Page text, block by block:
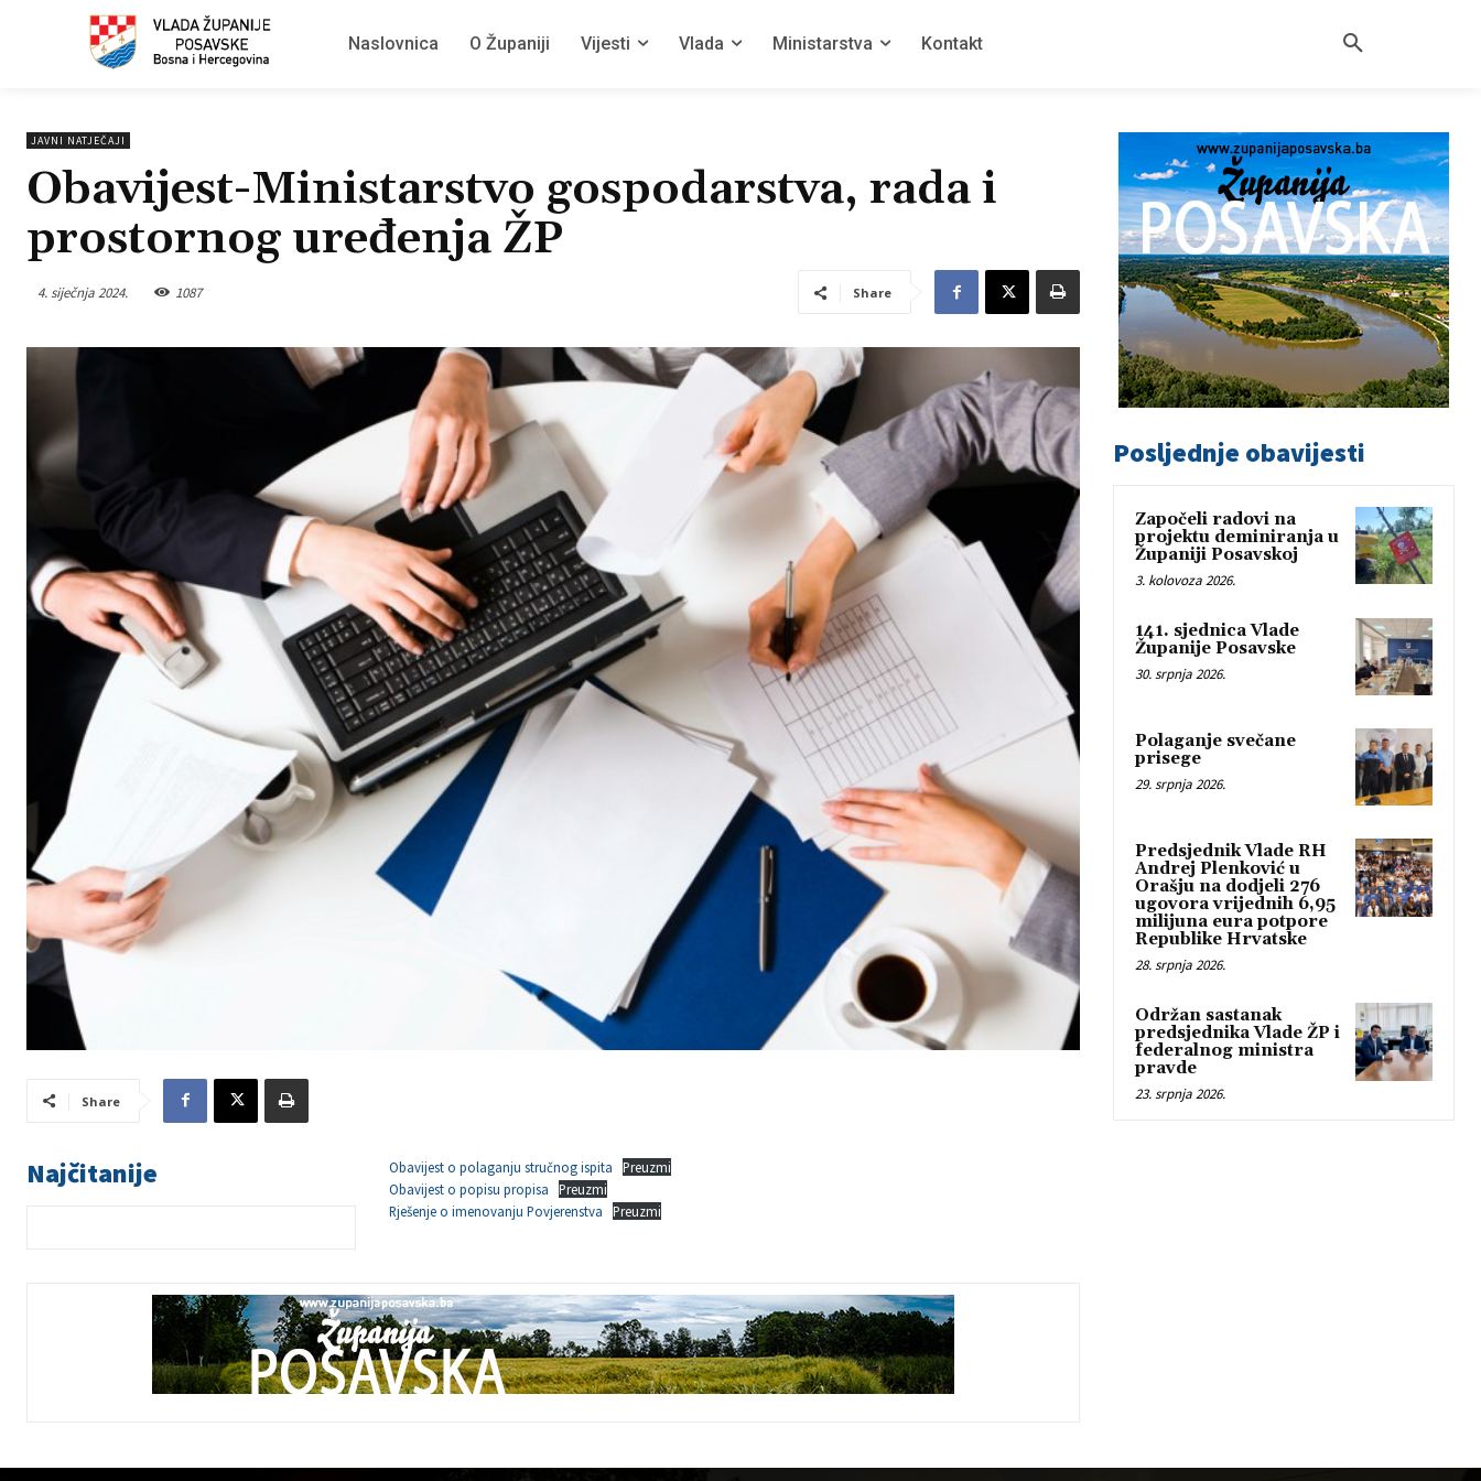
Naslovnica O Županiji Vijesti Vlada Ministarstva Kontakt
JAVNI NATJEČAJI
Obavijest-Ministarstvo gospodarstva, rada i
prostornog uređenja ŽP
4. siječnja 2024. 1087 Share
Share
Najčitanije Obavijest o polaganju stručnog ispita
Preuzmi
Obavijest o popisu propisa
Preuzmi
Rješenje o imenovanju Povjerenstva
Preuzmi
Posljednje obavijesti
Započeli radovi na
projektu deminiranja u
Županiji Posavskoj
3. kolovoza 2026.
141. sjednica Vlade
Županije Posavske
30. srpnja 2026.
Polaganje svečane
prisege
29. srpnja 2026.
Predsjednik Vlade RH
Andrej Plenković u
Orašju na dodjeli 276
ugovora vrijednih 6,95
milijuna eura potpore
Republike Hrvatske
28. srpnja 2026.
Održan sastanak
predsjednika Vlade ŽP i
federalnog ministra
pravde
23. srpnja 2026.